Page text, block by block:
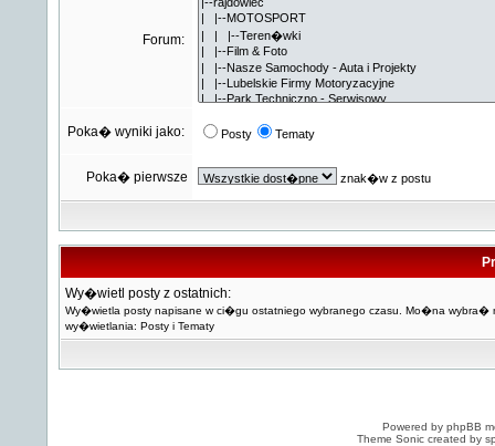
Forum:
Poka� wyniki jako: Posty Tematy
Poka� pierwsze znak�w z postu
Wy�wietl posty z ostatnich:
Wy�wietla posty napisane w ci�gu ostatniego wybranego czasu. Mo�na wybra�
wy�wietlania: Posty i Tematy
Powered by phpBB
Theme Sonic created by